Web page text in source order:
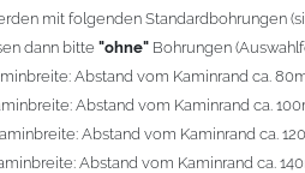
Kaminkopfabdeckunggeliefert.
Typen zur Auswahl. Bitte
Auswahlfeld: 01 Haus,03 Welle
mit folgenden Standardbohrungen
dann bitte "ohne" Bohrungen
Abstand vom Kaminrand ca.
Abstand vom Kaminrand ca.
Abstand vom Kaminrand ca.
Abstand vom Kaminrand ca.